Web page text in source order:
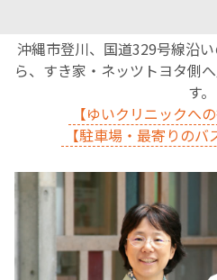
沖縄市登川、国道329号線沿
ら、すき家・ネッツトヨタ側
す。
【ゆいクリニックへ
【駐車場・最寄りのバ